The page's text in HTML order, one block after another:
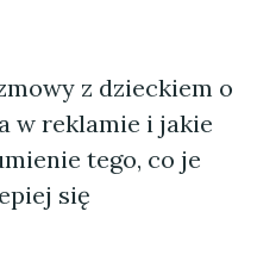
z dzieckiem o
w reklamie i jakie
tego, co je
się